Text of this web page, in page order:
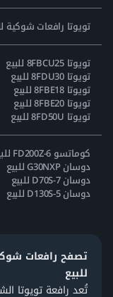
تويوتا رافعات شوكية
تويوتا 8FBCU25 للبيع
تويوتا 8FDU30 للبيع
تويوتا 8FBE18 للبيع
تويوتا 8FBE20 للبيع
تويوتا 8FD50U للبيع
كوماتسو FD200Z-6 للبيع
دوسان G30NXP للبيع
دوسان D70S-7 للبيع
دوسان D130S-5 للبيع
للبيع